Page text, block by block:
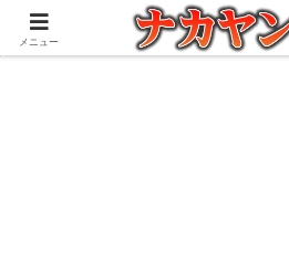
アウトドアとガジェット好きな管理人
メニュー